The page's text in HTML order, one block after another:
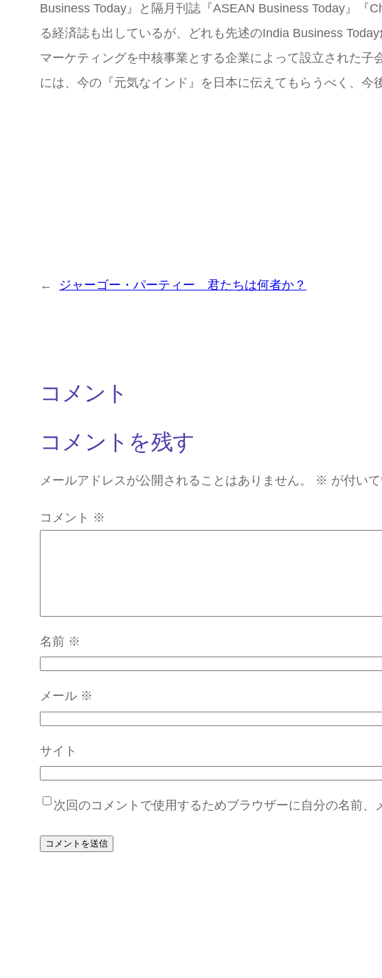
Business Today』と隔月刊誌『ASEAN Business Today』『
る経済誌も出しているが、どれも先述のIndia Business
マーケティングを中核事業とする企業によって設立された
には、今の『元気なインド』を日本に伝えてもらうべく、今
← ジャーゴー・パーティー 君たちは何者か？
コメント
コメントを残す
メールアドレスが公開されることはありません。 ※ が付い
コメント ※
名前 ※
メール ※
サイト
次回のコメントで使用するためブラウザーに自分の名前、